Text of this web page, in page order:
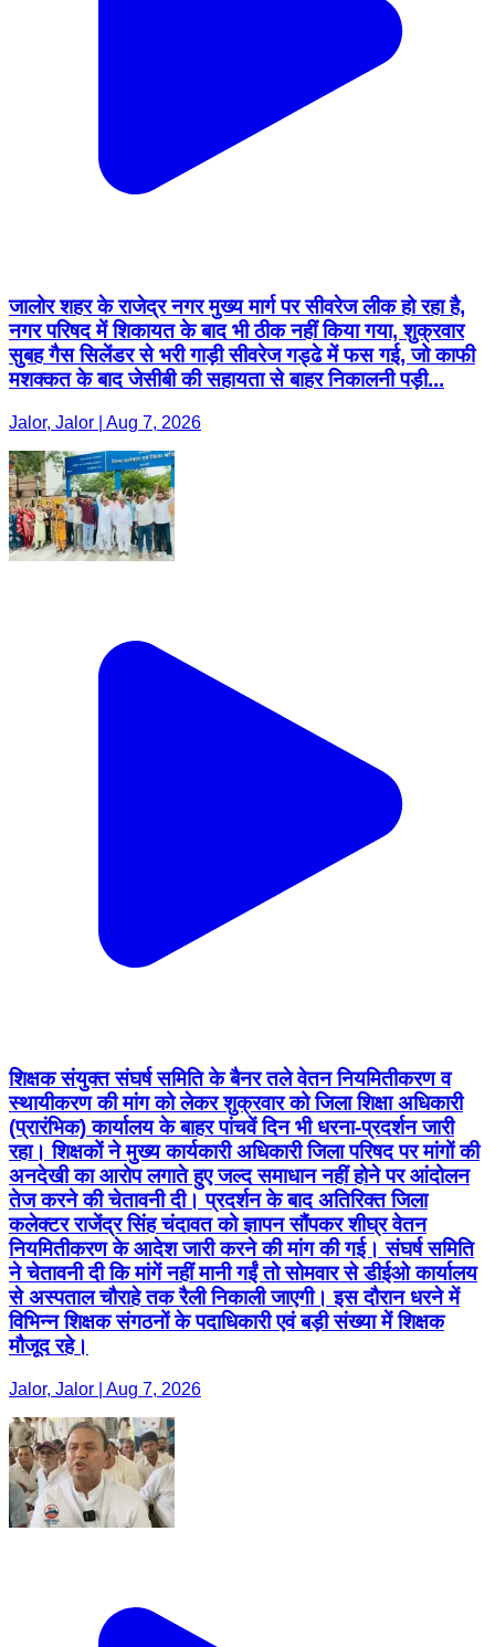
जालोर शहर के राजेद्र नगर मुख्य मार्ग पर सीवरेज लीक हो रहा है,
नगर परिषद में शिकायत के बाद भी ठीक नहीं किया गया, शुक्रवार
सुबह गैस सिलेंडर से भरी गाड़ी सीवरेज गड्ढे में फस गई, जो काफी
मशक्कत के बाद जेसीबी की सहायता से बाहर निकालनी पड़ी...
Jalor, Jalor | Aug 7, 2026
शिक्षक संयुक्त संघर्ष समिति के बैनर तले वेतन नियमितीकरण व
स्थायीकरण की मांग को लेकर शुक्रवार को जिला शिक्षा अधिकारी
(प्रारंभिक) कार्यालय के बाहर पांचवें दिन भी धरना-प्रदर्शन जारी
रहा। शिक्षकों ने मुख्य कार्यकारी अधिकारी जिला परिषद पर मांगों की
अनदेखी का आरोप लगाते हुए जल्द समाधान नहीं होने पर आंदोलन
तेज करने की चेतावनी दी। प्रदर्शन के बाद अतिरिक्त जिला
कलेक्टर राजेंद्र सिंह चंदावत को ज्ञापन सौंपकर शीघ्र वेतन
नियमितीकरण के आदेश जारी करने की मांग की गई। संघर्ष समिति
ने चेतावनी दी कि मांगें नहीं मानी गईं तो सोमवार से डीईओ कार्यालय
से अस्पताल चौराहे तक रैली निकाली जाएगी। इस दौरान धरने में
विभिन्न शिक्षक संगठनों के पदाधिकारी एवं बड़ी संख्या में शिक्षक
मौजूद रहे।
Jalor, Jalor | Aug 7, 2026